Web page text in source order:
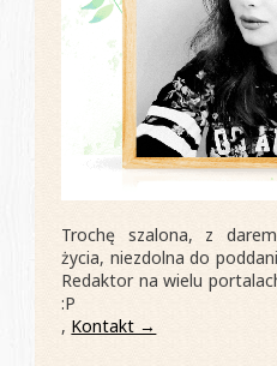
Trochę szalona, z
życia, niezdolna do
Redaktor na wielu
:P
, Kontakt →